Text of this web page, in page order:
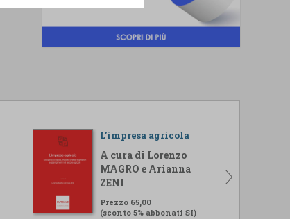
L'impresa agricola
A cura di Lorenzo
MAGRO e Arianna
ZENI
Prezzo 65,00
(sconto 5% abbonati SI)